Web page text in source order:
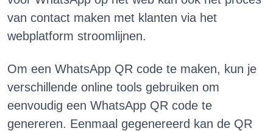
van contact maken met klanten via het
webplatform stroomlijnen.
Om een WhatsApp QR code te maken, kun je
verschillende online tools gebruiken om
eenvoudig een WhatsApp QR code te
genereren. Eenmaal gegenereerd kan de QR